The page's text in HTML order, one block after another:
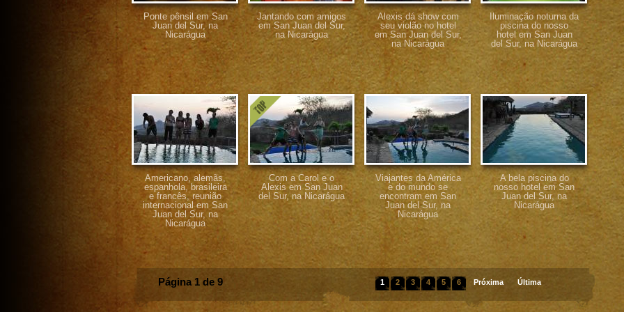
Ponte pênsil em San
Juan del Sur, na
Nicarágua
Jantando com amigos
em San Juan del Sur,
na Nicarágua
Alexis dá show com
seu violão no hotel
em San Juan del Sur,
na Nicarágua
Iluminação noturna da
piscina do nosso
hotel em San Juan
del Sur, na Nicarágua
Americano, alemãs,
espanhola, brasileira
e francês, reunião
internacional em San
Juan del Sur, na
Nicarágua
Com a Carol e o
Alexis em San Juan
del Sur, na Nicarágua
Viajantes da América
e do mundo se
encontram em San
Juan del Sur, na
Nicarágua
A bela piscina do
nosso hotel em San
Juan del Sur, na
Nicarágua
1 2 3 4 5 6 Próxima Última
Página 1 de 9